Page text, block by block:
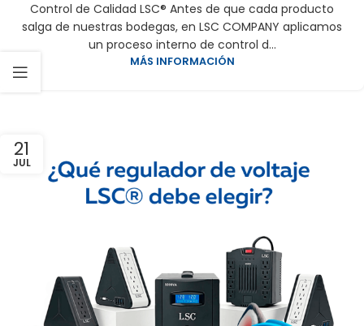
Control de Calidad LSC® Antes de que cada producto
salga de nuestras bodegas, en LSC COMPANY aplicamos
un proceso interno de control d...
MÁS INFORMACIÓN
21
JUL